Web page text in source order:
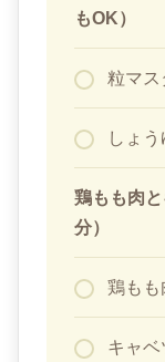
もOK）
粒マス
しょう
鶏もも肉
分）
鶏もも
キャベ